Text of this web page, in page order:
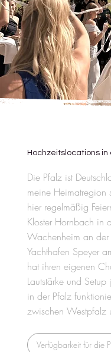
Hochzeitslocations in
Die Pfalz ist
meine
hier regelmäßig
Kloster Hornbach in
Wachenheim an
Yachthafen Speyer
hat ihren eigenen
Lautstärke und
in der Pfalz
zwischen Westpfalz
Verfügbarkeit für die